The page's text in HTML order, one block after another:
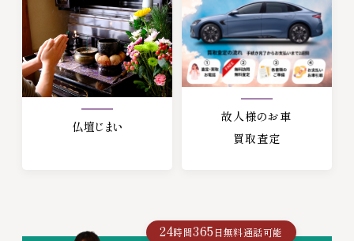
仏壇じまい
故人様のお車
買取査定
24時間365 日無料通話可能